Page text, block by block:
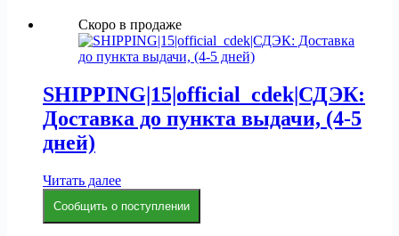
Скоро в продаже
SHIPPING|15|official_cdek|СДЭК:
Доставка до пункта выдачи, (4-5
дней)
Читать далее
Сообщить о поступлении